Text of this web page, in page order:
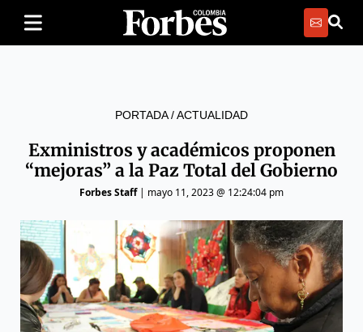
PORTADA/ACTUALIDAD
Exministros y académicos proponen
“mejoras” a la Paz Total del Gobierno
Forbes Staff| mayo 11, 2023 @ 12:24:04 pm